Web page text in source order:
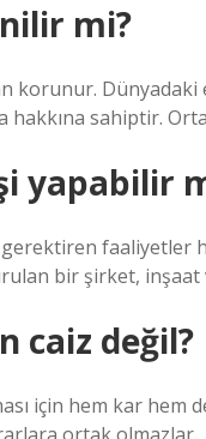
mi?
korunur.
sahiptir.
yapabilir
faaliyetler
bir şirket, inşaat
caiz değil?
için hem kar